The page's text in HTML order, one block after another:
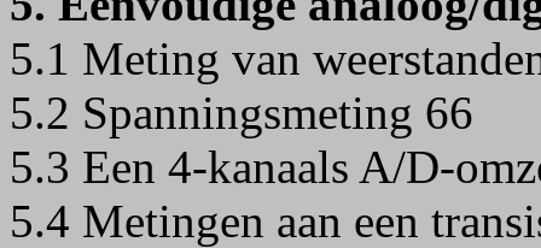
5.1 Meting van
5.2 Spanningsmeting 66
5.3 Een 4-kanaals A/D-
5.4 Metingen aan een